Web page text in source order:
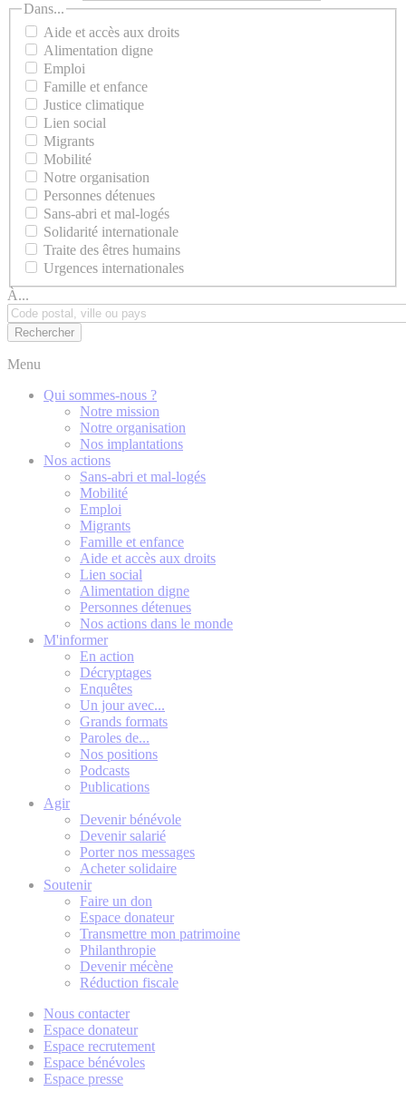
Dans...
Aide et accès aux droits
Alimentation digne
Emploi
Famille et enfance
Justice climatique
Lien social
Migrants
Mobilité
Notre organisation
Personnes détenues
Sans-abri et mal-logés
Solidarité internationale
Traite des êtres humains
Urgences internationales
À...
Menu
Qui sommes-nous ?
Notre mission
Notre organisation
Nos implantations
Nos actions
Sans-abri et mal-logés
Mobilité
Emploi
Migrants
Famille et enfance
Aide et accès aux droits
Lien social
Alimentation digne
Personnes détenues
Nos actions dans le monde
M'informer
En action
Décryptages
Enquêtes
Un jour avec...
Grands formats
Paroles de...
Nos positions
Podcasts
Publications
Agir
Devenir bénévole
Devenir salarié
Porter nos messages
Acheter solidaire
Soutenir
Faire un don
Espace donateur
Transmettre mon patrimoine
Philanthropie
Devenir mécène
Réduction fiscale
Nous contacter
Espace donateur
Espace recrutement
Espace bénévoles
Espace presse